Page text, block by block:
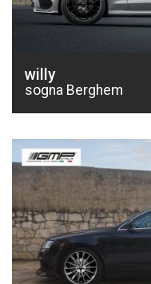
willy
sogna Berghem